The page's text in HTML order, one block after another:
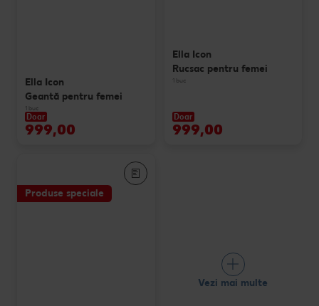
Ella Icon
Geantă pentru femei
1 buc
Doar
999,00
Ella Icon
Rucsac pentru femei
1 buc
Doar
999,00
Produse speciale
Vezi mai multe